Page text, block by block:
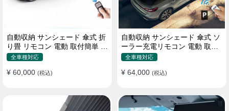
自動収納 サンシェード 傘式 折
り畳 リモコン 電動 取付簡単 汎
用 防風
全車種対応
¥ 60,000 (税込)
自動収納 サンシェード 傘式 ソ
ーラー充電リモコン 電動 取付
簡単 汎用
全車種対応
¥ 64,000 (税込)